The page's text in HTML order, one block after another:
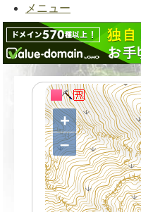
メニュー